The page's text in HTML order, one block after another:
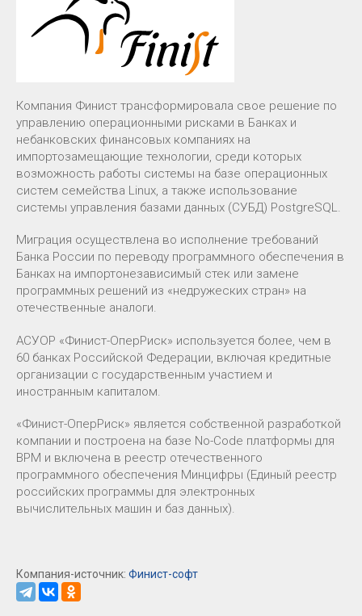
Компания Финист трансформировала свое решение по
управлению операционными рисками в Банках и
небанковских финансовых компаниях на
импортозамещающие технологии, среди которых
возможность работы системы на базе операционных
систем семейства Linux, а также использование
системы управления базами данных (СУБД) PostgreSQL.
Миграция осуществлена во исполнение требований
Банка России по переводу программного обеспечения в
Банках на импортонезависимый стек или замене
программных решений из «недружеских стран» на
отечественные аналоги.
АСУОР «Финист-ОперРиск» используется более, чем в
60 банках Российской Федерации, включая кредитные
организации с государственным участием и
иностранным капиталом.
«Финист-ОперРиск» является собственной разработкой
компании и построена на базе No-Code платформы для
BPM и включена в реестр отечественного
программного обеспечения Минцифры (Единый реестр
российских программы для электронных
вычислительных машин и баз данных).
Компания-источник: Финист-софт